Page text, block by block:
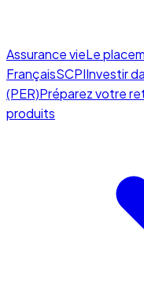
Assurance vieLe
FrançaisSCPIInvestir
(PER)Préparez votre
produits